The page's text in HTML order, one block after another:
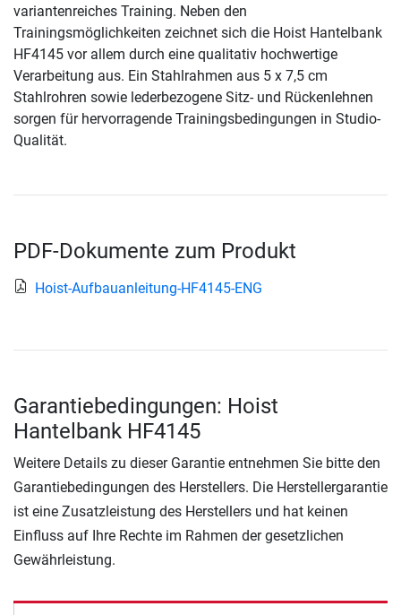
variantenreiches Training. Neben den
Trainingsmöglichkeiten zeichnet sich die Hoist Hantelbank
HF4145 vor allem durch eine qualitativ hochwertige
Verarbeitung aus. Ein Stahlrahmen aus 5 x 7,5 cm
Stahlrohren sowie lederbezogene Sitz- und Rückenlehnen
sorgen für hervorragende Trainingsbedingungen in Studio-
Qualität.
PDF-Dokumente zum Produkt
Hoist-Aufbauanleitung-HF4145-ENG
Garantiebedingungen: Hoist
Hantelbank HF4145
Weitere Details zu dieser Garantie entnehmen Sie bitte den
Garantiebedingungen des Herstellers. Die Herstellergarantie
ist eine Zusatzleistung des Herstellers und hat keinen
Einfluss auf Ihre Rechte im Rahmen der gesetzlichen
Gewährleistung.